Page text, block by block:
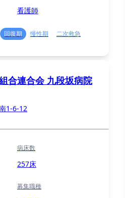
看護師
回復期 慢性期
二次救急
合連合会 九段坂病院
1-6-12
病床数
257床
募集職種